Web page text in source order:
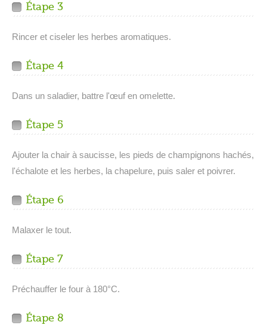
Étape 3
Rincer et ciseler les herbes aromatiques.
Étape 4
Dans un saladier, battre l'œuf en omelette.
Étape 5
Ajouter la chair à saucisse, les pieds de champignons hachés,
l'échalote et les herbes, la chapelure, puis saler et poivrer.
Étape 6
Malaxer le tout.
Étape 7
Préchauffer le four à 180°C.
Étape 8